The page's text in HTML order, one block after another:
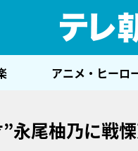
アニメ・ヒーロ
尾柚乃に戦